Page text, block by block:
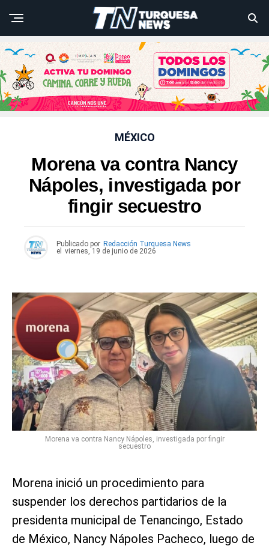
MÉXICO
Morena va contra Nancy
Nápoles, investigada por
fingir secuestro
Publicado por Redacción Turquesa News
el viernes, 19 de junio de 2026
Morena va contra Nancy Nápoles, investigada por fingir
secuestro
Morena inició un procedimiento para
suspender los derechos partidarios de la
presidenta municipal de Tenancingo, Estado
de México, Nancy Nápoles Pacheco, luego de